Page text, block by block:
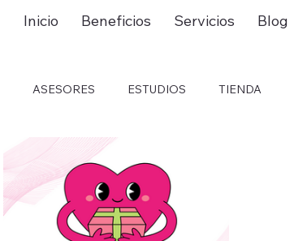
Inicio Beneficios Servicios Blog
ASESORES ESTUDIOS TIENDA